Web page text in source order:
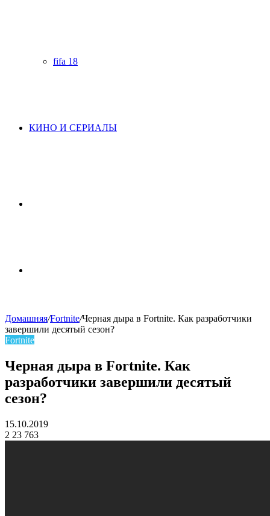
fifa 18
КИНО И СЕРИАЛЫ
skin
Домашняя/Fortnite/Черная дыра в Fortnite. Как разработчики
завершили десятый сезон?
Fortnite
Черная дыра в Fortnite. Как
разработчики завершили десятый
сезон?
15.10.2019
2 23 763